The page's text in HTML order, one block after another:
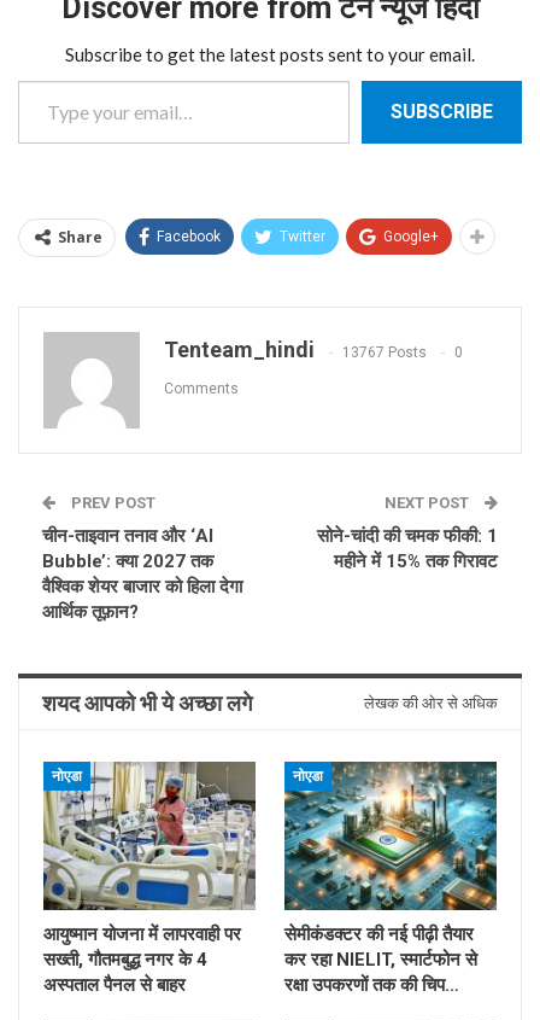
Discover more from टेन न्यूज हिंदी
Subscribe to get the latest posts sent to your email.
Type your email…
SUBSCRIBE
Share Facebook Twitter Google+
Tenteam_hindi 13767 Posts 0
Comments
PREV POST
चीन-ताइवान तनाव और ‘AI
Bubble’: क्या 2027 तक
वैश्विक शेयर बाजार को हिला देगा
आर्थिक तूफ़ान?
NEXT POST
सोने-चांदी की चमक फीकी: 1
महीने में 15% तक गिरावट
शयद आपको भी ये अच्छा लगे लेखक की ओर से अधिक
नोएडा
आयुष्मान योजना में लापरवाही पर
सख्ती, गौतमबुद्ध नगर के 4
अस्पताल पैनल से बाहर
नोएडा
सेमीकंडक्टर की नई पीढ़ी तैयार
कर रहा NIELIT, स्मार्टफोन से
रक्षा उपकरणों तक की चिप…